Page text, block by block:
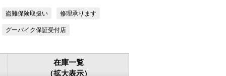
盗難保険取扱い 修理承ります
グーバイク保証受付店
在庫一覧
（拡大表示）